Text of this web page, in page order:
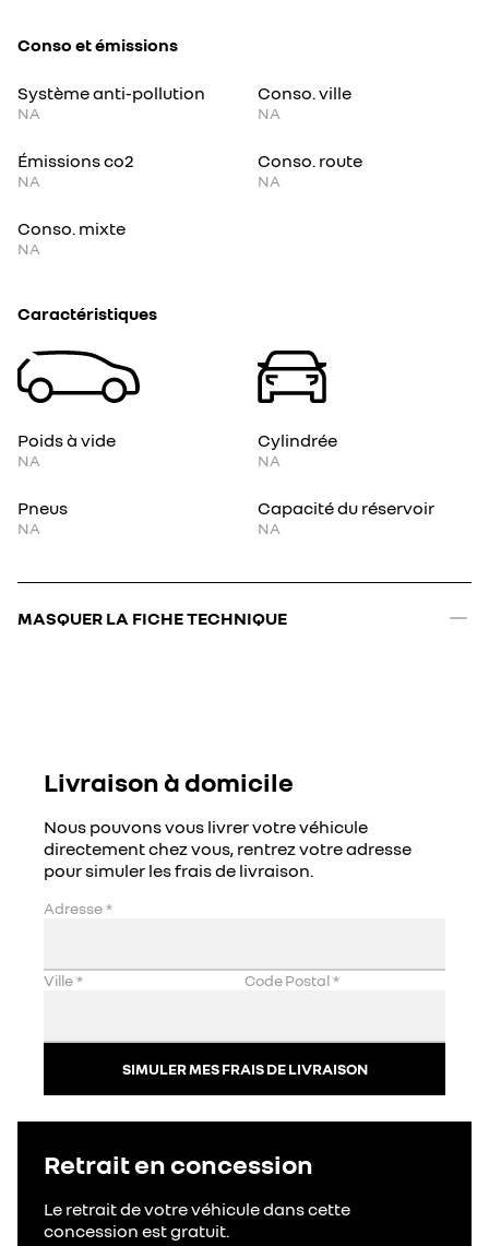
MASQUER LA FICHE TECHNIQUE
Conso et émissions
Système anti-pollution
NA
Conso. ville
NA
Émissions co2
NA
Conso. route
NA
Conso. mixte
NA
Caractéristiques
Poids à vide
NA
Cylindrée
NA
Pneus
NA
Capacité du réservoir
NA
Livraison à domicile
Nous pouvons vous livrer votre véhicule
directement chez vous, rentrez votre adresse
pour simuler les frais de livraison.
Adresse*
Ville* Code Postal*
SIMULER MES FRAIS DE LIVRAISON
Retrait en concession
Le retrait de votre véhicule dans cette
concession est gratuit.